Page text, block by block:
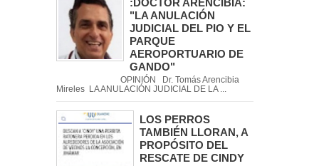
:DOCTOR ARENCIBIA:
"LA ANULACIÓN
JUDICIAL DEL PIO Y EL
PARQUE
AEROPORTUARIO DE
GANDO"
OPINIÓN Dr. Tomás Arencibia
Mireles LA ANULACIÓN JUDICIAL DE LA ...
LOS PERROS
TAMBIÉN LLORAN, A
PROPÓSITO DEL
RESCATE DE CINDY